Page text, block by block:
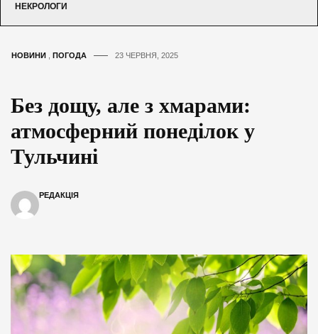
НЕКРОЛОГИ
НОВИНИ ПОГОДА 23 ЧЕРВНЯ, 2025
Без дощу, але з хмарами:
атмосферний понеділок у
Тульчині
РЕДАКЦІЯ